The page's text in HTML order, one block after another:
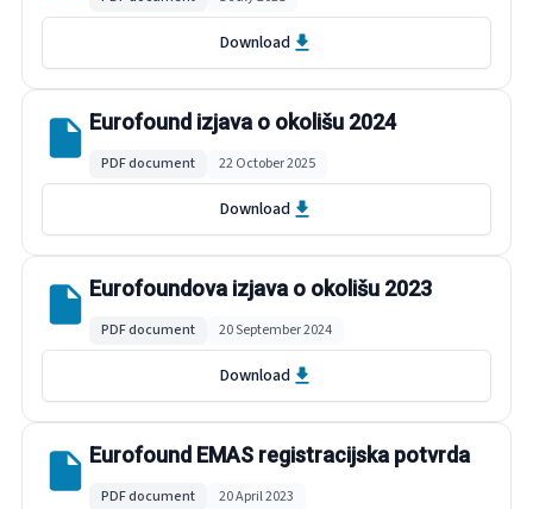
Download
Eurofound izjava o okolišu 2024
PDF document 22 October 2025
Download
Eurofoundova izjava o okolišu 2023
PDF document 20 September 2024
Download
Eurofound EMAS registracijska potvrda
PDF document 20 April 2023